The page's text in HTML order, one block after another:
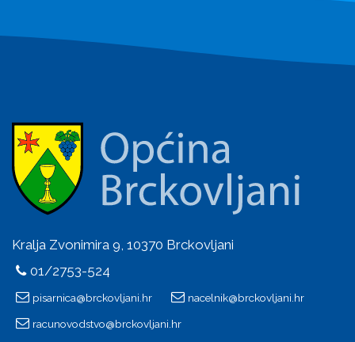
Kralja Zvonimira 9, 10370 Brckovljani
01/2753-524
pisarnica@brckovljani.hr nacelnik@brckovljani.hr
racunovodstvo@brckovljani.hr